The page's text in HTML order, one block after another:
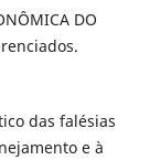
DO
das falésias
e à